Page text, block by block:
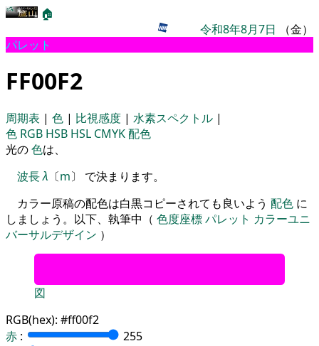
🏠
令和8年8月7日 （金）
パレット
FF00F2
周期表 | 色 | 比視感度 | 水素スペクトル |
色 RGB HSB HSL CMYK配色
光の色は、
波長λ 〔m〕 で決まります。
カラー原稿の配色は白黒コピーされても良いよう 配色 に
しましょう。以下、執筆中（ 色度座標パレット カラーユニ
バーサルデザイン ）
図
RGB(hex): #ff00f2
赤 :
255